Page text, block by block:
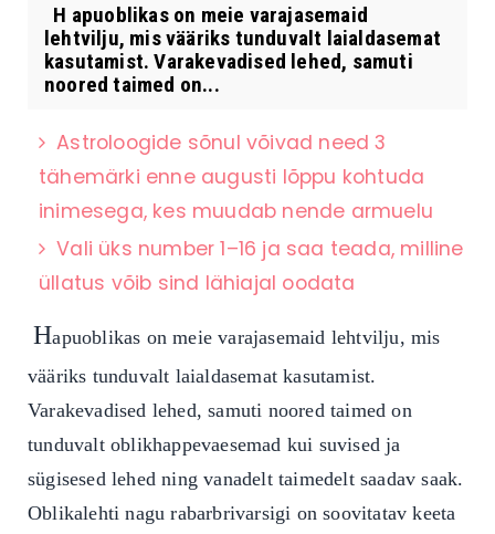
H apuoblikas on meie varajasemaid
lehtvilju, mis vääriks tunduvalt laialdasemat
kasutamist. Varakevadised lehed, samuti
noored taimed on...
Astroloogide sõnul võivad need 3
tähemärki enne augusti lõppu kohtuda
inimesega, kes muudab nende armuelu
Vali üks number 1–16 ja saa teada, milline
üllatus võib sind lähiajal oodata
Hapuoblikas on meie varajasemaid lehtvilju, mis
vääriks tunduvalt laialdasemat kasutamist.
Varakevadised lehed, samuti noored taimed on
tunduvalt oblikhappevaesemad kui suvised ja
sügisesed lehed ning vanadelt taimedelt saadav saak.
Oblikalehti nagu rabarbrivarsigi on soovitatav keeta